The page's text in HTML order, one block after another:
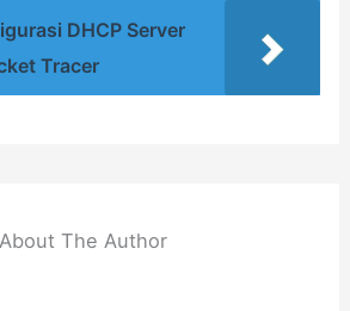
DHCP Server
Tracer
About The Author